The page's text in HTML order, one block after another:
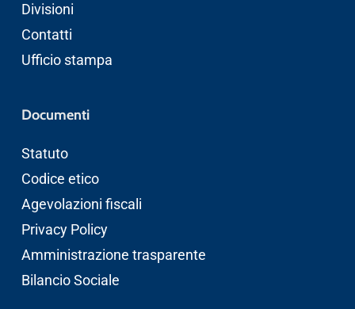
Divisioni
Contatti
Ufficio stampa
Documenti
Statuto
Codice etico
Agevolazioni fiscali
Privacy Policy
Amministrazione trasparente
Bilancio Sociale